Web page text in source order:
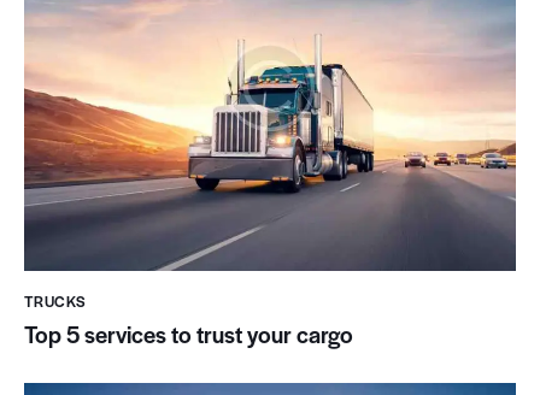
TRUCKS
Top 5 services to trust your cargo